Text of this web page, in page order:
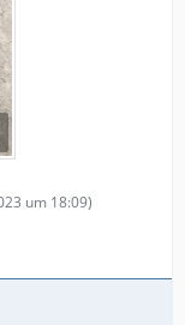
um 18:09)